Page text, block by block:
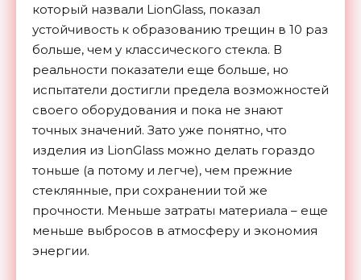
который назвали LionGlass, показал
устойчивость к образованию трещин в 10 раз
больше, чем у классического стекла. В
реальности показатели еще больше, но
испытатели достигли предела возможностей
своего оборудования и пока не знают
точных значений. Зато уже понятно, что
изделия из LionGlass можно делать гораздо
тоньше (а потому и легче), чем прежние
стеклянные, при сохранении той же
прочности. Меньше затраты материала – еще
меньше выбросов в атмосферу и экономия
энергии.